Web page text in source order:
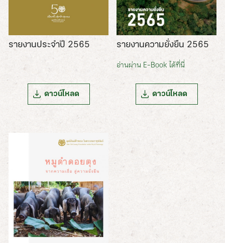
รายงานประจำปี 2565
ดาวน์โหลด
รายงานความยั่งยืน 2565
อ่านผ่าน E-Book ได้ที่นี่
ดาวน์โหลด